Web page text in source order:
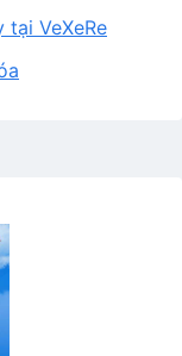
VeXeRe